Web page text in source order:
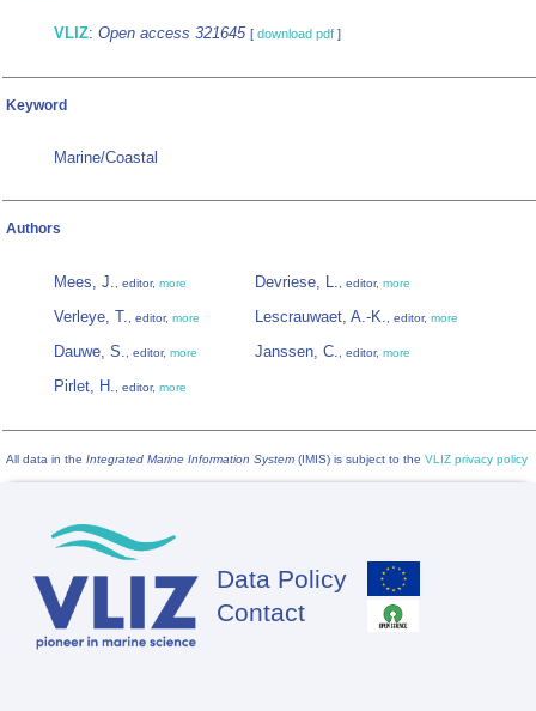
VLIZ: Open access 321645 [ download pdf ]
Keyword
Marine/Coastal
Authors
Mees, J., editor, more
Verleye, T., editor, more
Dauwe, S., editor, more
Pirlet, H., editor, more
Devriese, L., editor, more
Lescrauwaet, A.-K., editor, more
Janssen, C., editor, more
All data in the Integrated Marine Information System (IMIS) is subject to the VLIZ privacy policy
Footer
Data Policy
Contact